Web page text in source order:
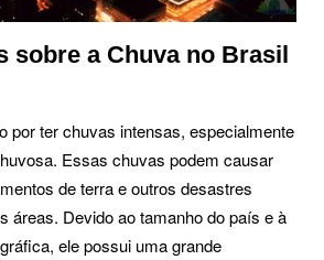
sobre a Chuva no Brasil
por ter chuvas intensas, especialmente
Essas chuvas podem causar
de terra e outros desastres
áreas. Devido ao tamanho do país e à
ele possui uma grande